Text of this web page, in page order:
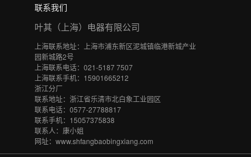
联系我们
叶其（上海）电器有限公司
上海联系地址：上海市浦东新区泥城镇临港新城产业
园新城路2号
上海联系电话：021-5187 7507
上海联系手机：15901665212
浙江分厂
联系地址：浙江省乐清市北白象工业园区
联系电话：0577-27788817
联系手机：15057375838
联系人：康小姐
网址：www.shfangbaobingxiang.com